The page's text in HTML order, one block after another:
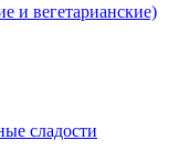
и вегетарианские)
сладости